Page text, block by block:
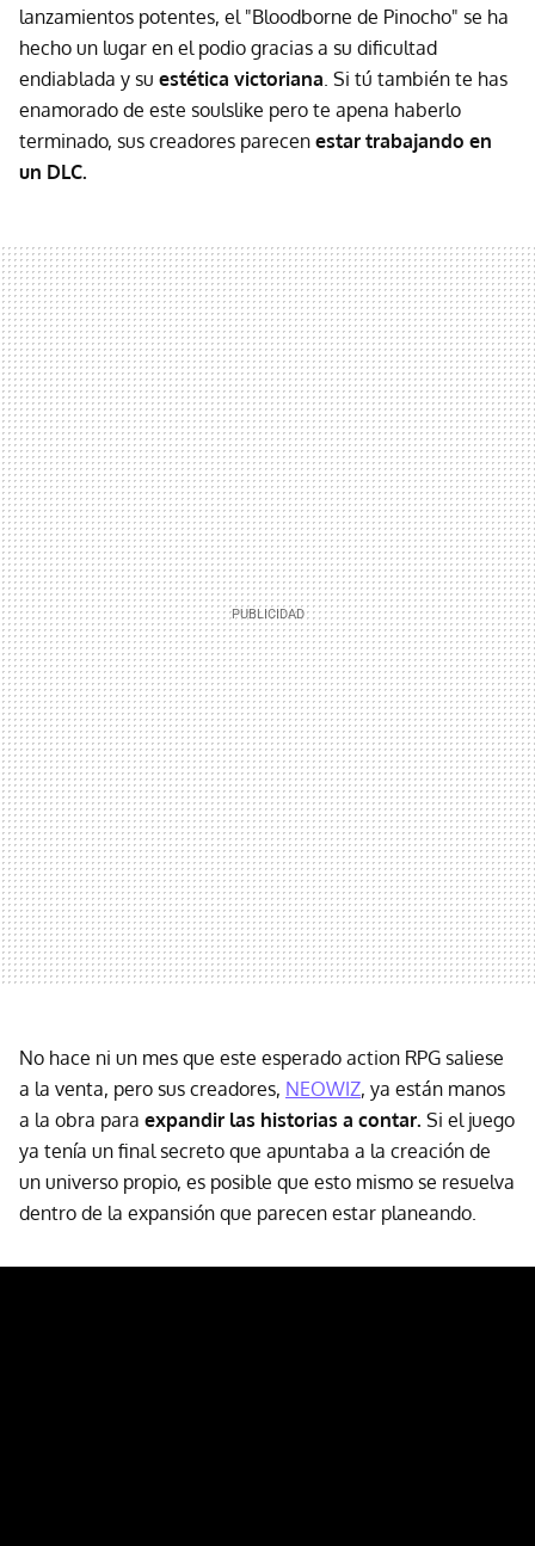
lanzamientos potentes, el "Bloodborne de Pinocho" se ha
hecho un lugar en el podio gracias a su dificultad
endiablada y su estética victoriana. Si tú también te has
enamorado de este soulslike pero te apena haberlo
terminado, sus creadores parecen estar trabajando en
un DLC.
No hace ni un mes que este esperado action RPG saliese
a la venta, pero sus creadores, NEOWIZ, ya están manos
a la obra para expandir las historias a contar. Si el juego
ya tenía un final secreto que apuntaba a la creación de
un universo propio, es posible que esto mismo se resuelva
dentro de la expansión que parecen estar planeando.